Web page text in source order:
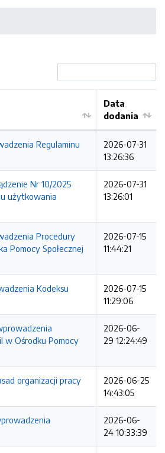
Data
dodania
Regulaminu
2026-07-31
13:26:36
Nr 10/2025
użytkowania
2026-07-31
13:26:01
Procedury
Pomocy Społecznej
2026-07-15
11:44:21
Kodeksu
2026-07-15
11:29:06
w Ośrodku Pomocy
2026-06-
29 12:24:49
organizacji pracy
2026-06-25
14:43:05
2026-06-
24 10:33:39